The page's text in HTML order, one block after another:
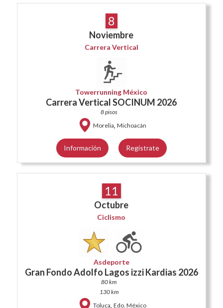
8
Noviembre
Carrera Vertical
Towerrunning México
Carrera Vertical SOCINUM 2026
8 pisos
Morelia, Michoacán
Información Regístrate
11
Octubre
Ciclismo
Asdeporte
Gran Fondo Adolfo Lagos izzi Kardias 2026
80 km
130 km
Toluca, Edo. México